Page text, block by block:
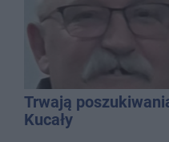
Trwają
Kucały